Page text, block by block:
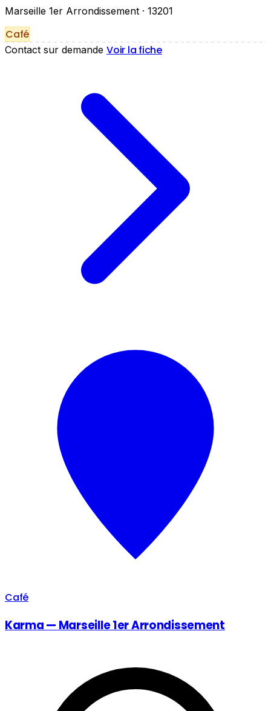
Marseille 1er Arrondissement · 13201
Café
Contact sur demande Voir la fiche
Café
Karma — Marseille 1er Arrondissement